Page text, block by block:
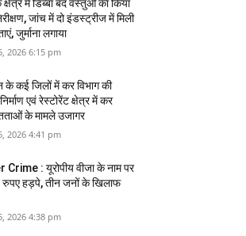
क्षेत्र में डिब्बा बंद वस्तुओं का किया
जांच में दो इंडस्ट्रीज में मिली
जुर्माना लगाया
2026 6:15 pm
के कई जिलों में कर विभाग की
निर्माण एवं रेस्टोरेंट क्षेत्र में कर
के मामले उजागर
2026 4:41 pm
Crime : यूरोपीय वीजा के नाम पर
हड़पे, तीन जनों के खिलाफ
2026 4:38 pm